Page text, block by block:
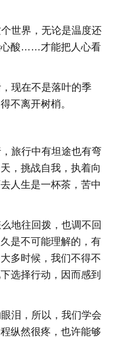
世界，无论是温度还
心酸……才能把人心看
现在不是落叶的季
不离开树梢。
旅行中有坦途也有弯
，挑战自我，执着向
人生是一杯茶，苦中
地往回拨，也调不回
是不可能理解的，有
多时候，我们不得不
选择行动，因而感到
泪，所以，我们学会
纵然很疼，也许能够